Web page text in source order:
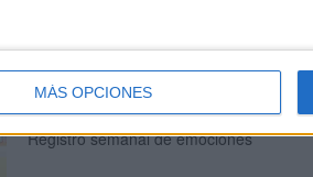
MÁS OPCIONES
Registro semanal de emociones